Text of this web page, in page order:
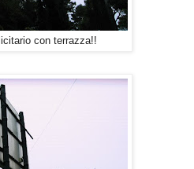
con terrazza!!